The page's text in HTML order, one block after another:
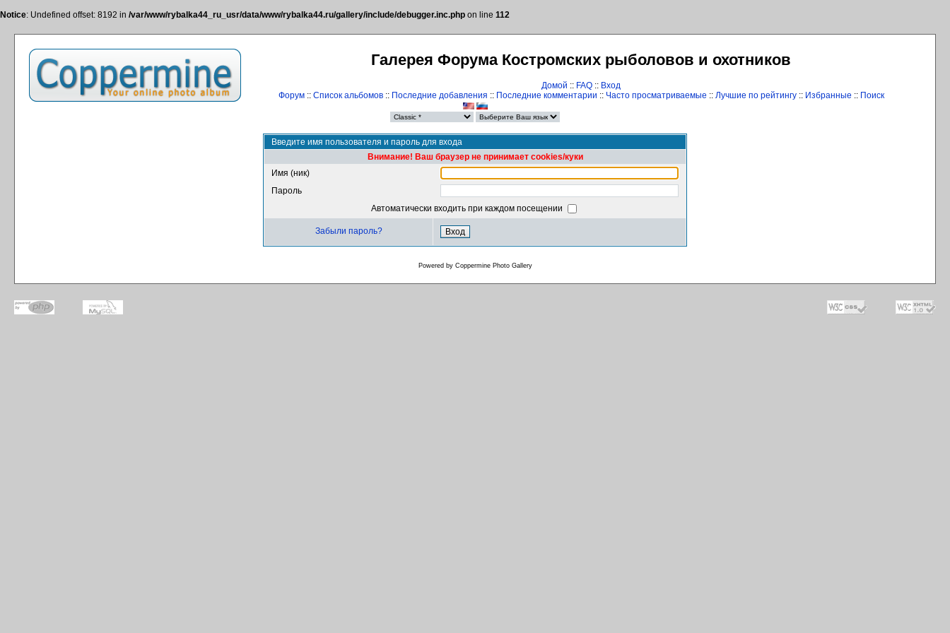
Notice: Undefined offset: 8192 in /var/www/rybalka44_ru_usr/data/www/rybalka44.ru/gallery/include/debugger.inc.php on line 112
Галерея Форума Костромских рыболовов и охотников
Домой :: FAQ :: Вход
Форум:: Список альбомов:: Последние добавления :: Последние комментарии :: Часто просматриваемые :: Лучшие по рейтингу:: Избранные :: Поиск
Введите имя пользователя и пароль для входа
Внимание! Ваш браузер не принимает cookies/куки
Имя (ник)
Пароль
Автоматически входить при каждом посещении
Забыли пароль?
Powered by Coppermine Photo Gallery